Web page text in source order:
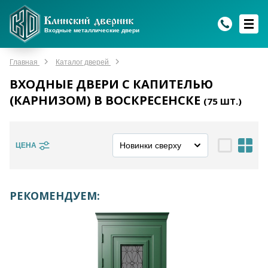
Входные металлические двери
Главная Каталог дверей
ВХОДНЫЕ ДВЕРИ С КАПИТЕЛЬЮ
(КАРНИЗОМ) В ВОСКРЕСЕНСКЕ (75 ШТ.)
ЦЕНА
РЕКОМЕНДУЕМ:
Max
Мы онлайн!
WhatsApp
Мы онлайн!
Telegram
Мы онлайн!
Max
Мы онлайн!
WhatsApp
Мы онлайн!